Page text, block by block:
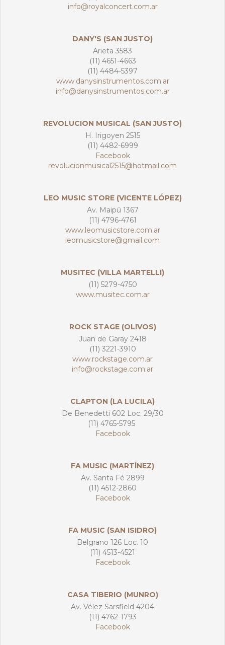
info@royalconcert.com.ar
DANY'S (SAN JUSTO)
Arieta 3583
(11) 4651-4663
(11) 4484-5397
www.danysinstrumentos.com.ar
info@danysinstrumentos.com.ar
REVOLUCION MUSICAL (SAN JUSTO)
H. Irigoyen 2515
(11) 4482-6999
Facebook
revolucionmusical2515@hotmail.com
LEO MUSIC STORE (VICENTE LÓPEZ)
Av. Maipú 1367
(11) 4796-4761
www.leomusicstore.com.ar
leomusicstore@gmail.com
MUSITEC (VILLA MARTELLI)
(11) 5279-4750
www.musitec.com.ar
ROCK STAGE (OLIVOS)
Juan de Garay 2418
(11) 3221-3910
www.rockstage.com.ar
info@rockstage.com.ar
CLAPTON (LA LUCILA)
De Benedetti 602 Loc. 29/30
(11) 4765-5795
Facebook
FA MUSIC (MARTÍNEZ)
Av. Santa Fé 2899
(11) 4512-2860
Facebook
FA MUSIC (SAN ISIDRO)
Belgrano 126 Loc. 10
(11) 4513-4521
Facebook
CASA TIBERIO (MUNRO)
Av. Vélez Sarsfield 4204
(11) 4762-1793
Facebook